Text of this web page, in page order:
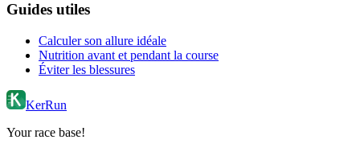
Guides utiles
Calculer son allure idéale
Nutrition avant et pendant la course
Éviter les blessures
KerRun
Your race base!